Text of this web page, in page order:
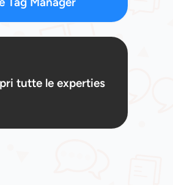
tutte le experties